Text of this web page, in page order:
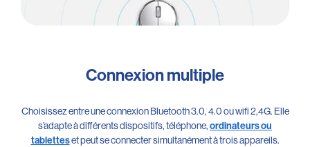
Connexion multiple
Choisissez entre une connexion Bluetooth 3.0, 4.0 ou wifi 2,4G. Elle
s’adapte à différents dispositifs, téléphone,ordinateurs ou
tabletteset peut se connecter simultanément à trois appareils.